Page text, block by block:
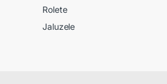
Rolete
Jaluzele